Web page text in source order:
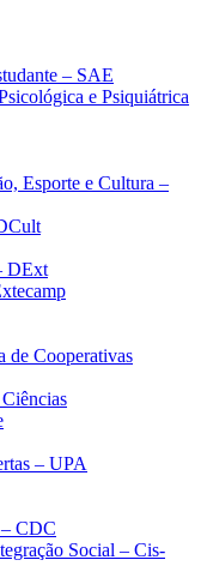
– SAE
e Psiquiátrica
Esporte e Cultura –
DExt
de Cooperativas
– UPA
CDC
Social – Cis-